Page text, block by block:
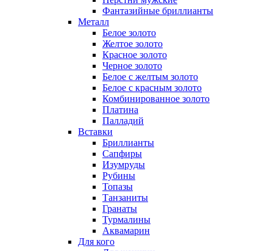
Фантазийные бриллианты
Металл
Белое золото
Желтое золото
Красное золото
Черное золото
Белое с желтым золото
Белое с красным золото
Комбинированное золото
Платина
Палладий
Вставки
Бриллианты
Сапфиры
Изумруды
Рубины
Топазы
Танзаниты
Гранаты
Турмалины
Аквамарин
Для кого